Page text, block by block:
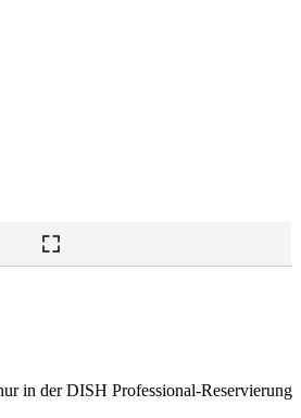
in der DISH Professional-Reservierung